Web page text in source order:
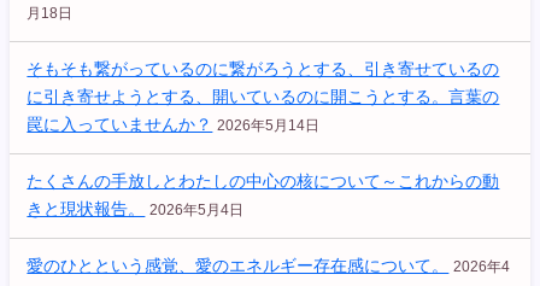
月18日
そもそも繋がっているのに繋がろうとする、引き寄せているの
に引き寄せようとする、開いているのに開こうとする。言葉の
罠に入っていませんか？
2026年5月14日
たくさんの手放しとわたしの中心の核について～これからの動
きと現状報告。
2026年5月4日
愛のひとという感覚、愛のエネルギー存在感について。
2026年4